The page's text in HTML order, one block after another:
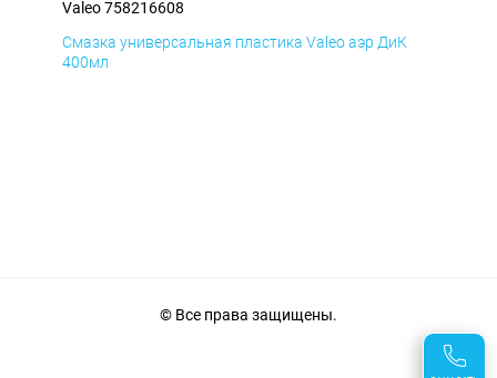
Valeo 758216608
Смазка универсальная пластика Valeo аэр ДиК
400мл
© Все права защищены.